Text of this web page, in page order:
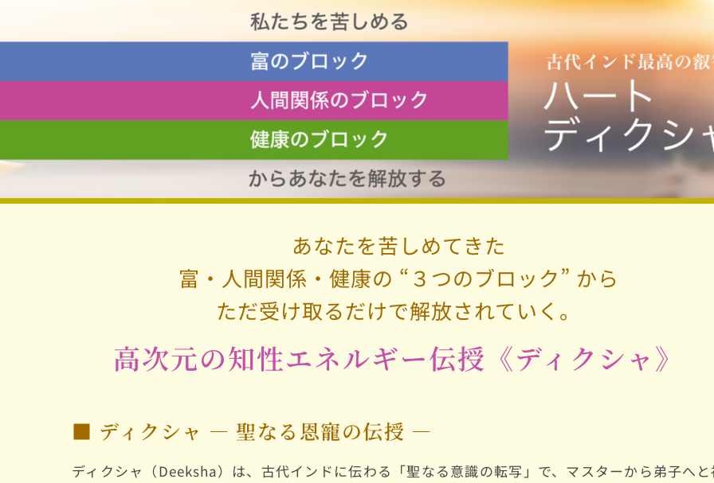
あなたを苦しめてきた
富・人間関係・健康の “３つのブロック” から
ただ受け取るだけで解放されていく。
高次元の知性エネルギー伝授《ディクシャ》
■ ディクシャ ― 聖なる恩寵の伝授 ―
ディクシャ（Deeksha）は、古代インドに伝わる「聖なる意識の転写」で、マスターから弟子へ